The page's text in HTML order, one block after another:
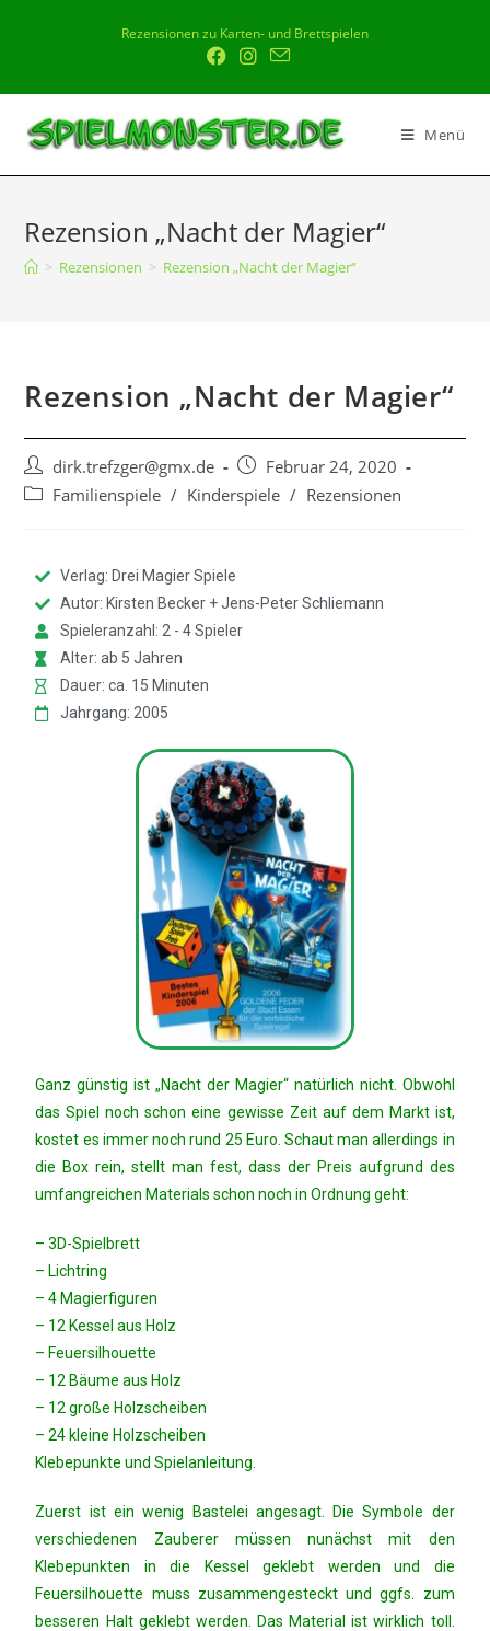
Rezensionen zu Karten- und Brettspielen
Menü
Rezension „Nacht der Magier“
> Rezensionen > Rezension „Nacht der Magier“
Rezension „Nacht der Magier“
dirk.trefzger@gmx.de
Februar 24, 2020
Familienspiele / Kinderspiele / Rezensionen
Verlag: Drei Magier Spiele
Autor: Kirsten Becker + Jens-Peter Schliemann
Spieleranzahl: 2 - 4 Spieler
Alter: ab 5 Jahren
Dauer: ca. 15 Minuten
Jahrgang: 2005
Ganz günstig ist „Nacht der Magier“ natürlich nicht. Obwohl
das Spiel noch schon eine gewisse Zeit auf dem Markt ist,
kostet es immer noch rund 25 Euro. Schaut man allerdings in
die Box rein, stellt man fest, dass der Preis aufgrund des
umfangreichen Materials schon noch in Ordnung geht:
– 3D-Spielbrett
– Lichtring
– 4 Magierfiguren
– 12 Kessel aus Holz
– Feuersilhouette
– 12 Bäume aus Holz
– 12 große Holzscheiben
– 24 kleine Holzscheiben
Klebepunkte und Spielanleitung.
Zuerst ist ein wenig Bastelei angesagt. Die Symbole der
verschiedenen Zauberer müssen nunächst mit den
Klebepunkten in die Kessel geklebt werden und die
Feuersilhouette muss zusammengesteckt und ggfs. zum
besseren Halt geklebt werden. Das Material ist wirklich toll.